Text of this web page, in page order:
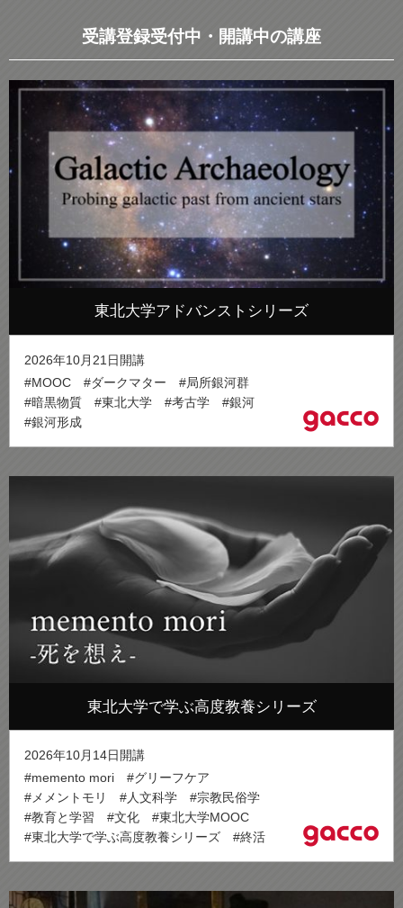
受講登録受付中・開講中の講座
東北大学アドバンストシリーズ
2026年10月21日開講
#MOOC
#ダークマター
#局所銀河群
#暗黒物質
#東北大学 #考古学
#銀河
#銀河形成
東北大学で学ぶ高度教養シリーズ
2026年10月14日開講
#memento mori
#グリーフケア
#メメントモリ
#人文科学
#宗教民俗学
#教育と学習
#文化
#東北大学MOOC
#東北大学で学ぶ高度教養シリーズ
#終活